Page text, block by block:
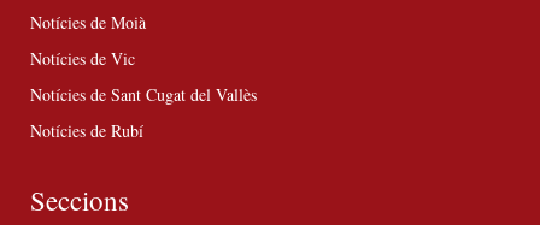
Notícies de Moià
Notícies de Vic
Notícies de Sant Cugat del Vallès
Notícies de Rubí
Seccions